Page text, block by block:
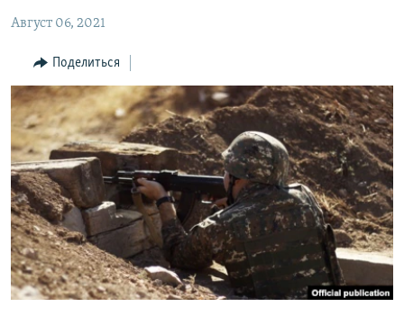
Перейти
поиску
РЕГИОН
НАГОРНЫЙ КАРАБАХ
КУЛЬТУРА
СПОРТ
АРХИВ
Հայերեն
English
Русский
Август 06, 2021
Поделиться